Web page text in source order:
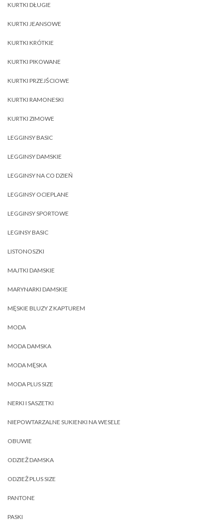
KURTKI DŁUGIE
KURTKI JEANSOWE
KURTKI KRÓTKIE
KURTKI PIKOWANE
KURTKI PRZEJŚCIOWE
KURTKI RAMONESKI
KURTKI ZIMOWE
LEGGINSY BASIC
LEGGINSY DAMSKIE
LEGGINSY NA CO DZIEŃ
LEGGINSY OCIEPLANE
LEGGINSY SPORTOWE
LEGINSY BASIC
LISTONOSZKI
MAJTKI DAMSKIE
MARYNARKI DAMSKIE
MĘSKIE BLUZY Z KAPTUREM
MODA
MODA DAMSKA
MODA MĘSKA
MODA PLUS SIZE
NERKI I SASZETKI
NIEPOWTARZALNE SUKIENKI NA WESELE
OBUWIE
ODZIEŻ DAMSKA
ODZIEŻ PLUS SIZE
PANTONE
PASKI